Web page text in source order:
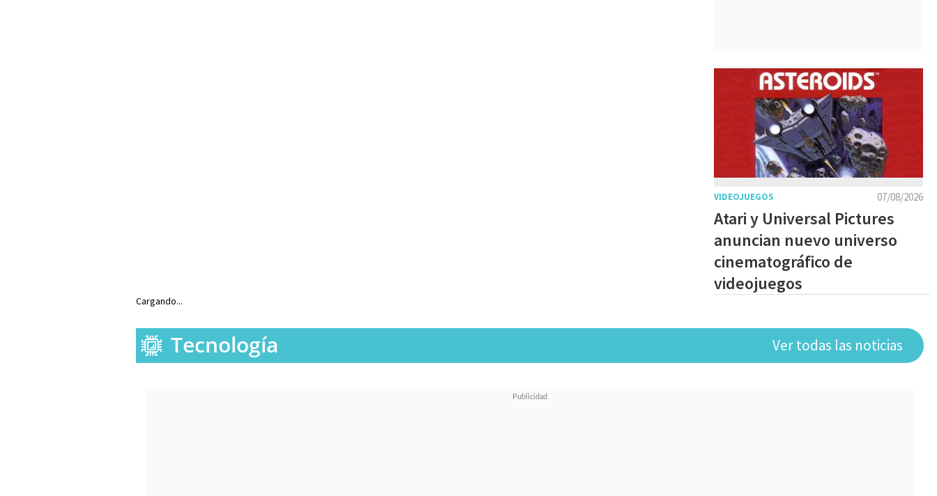
07/08/2026
VIDEOJUEGOS
Atari y Universal Pictures
anuncian nuevo universo
cinematográfico de
videojuegos
Cargando...
Ver todas las noticias
Tecnología